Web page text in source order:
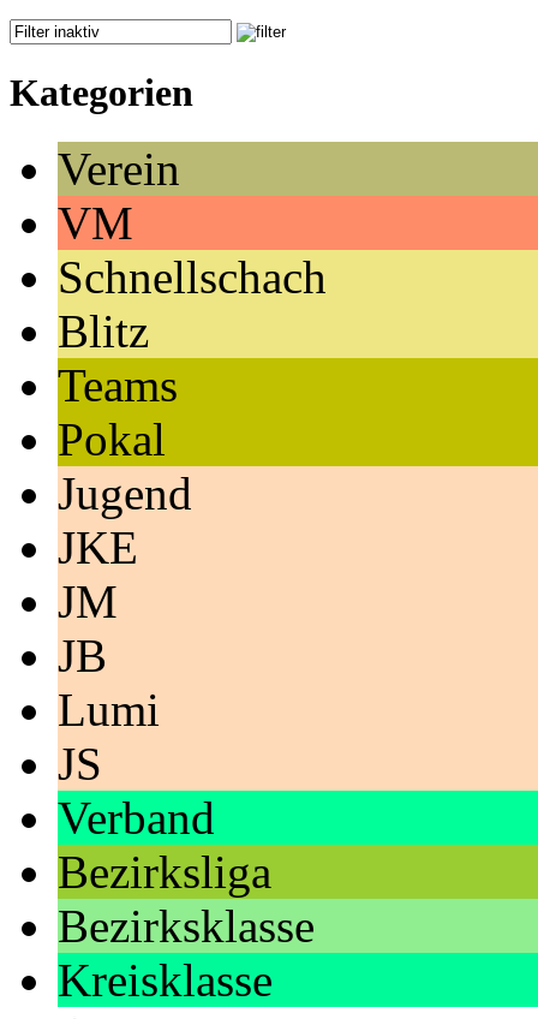
Kategorien
Verein
VM
Schnellschach
Blitz
Teams
Pokal
Jugend
JKE
JM
JB
Lumi
JS
Verband
Bezirksliga
Bezirksklasse
Kreisklasse